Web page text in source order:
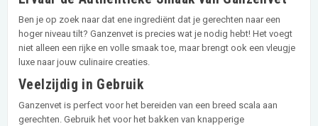
Ben je op zoek naar dat ene ingrediënt dat je gerechten naar een
hoger niveau tilt? Ganzenvet is precies wat je nodig hebt! Het voegt
niet alleen een rijke en volle smaak toe, maar brengt ook een vleugje
luxe naar jouw culinaire creaties.
Veelzijdig in Gebruik
Ganzenvet is perfect voor het bereiden van een breed scala aan
gerechten. Gebruik het voor het bakken van knapperige